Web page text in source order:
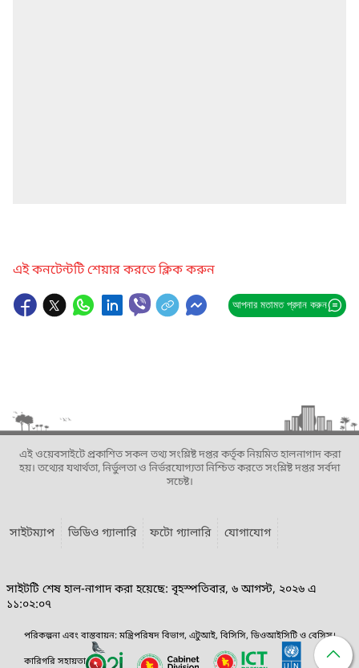
এই কনটেন্টটি শেয়ার করতে ক্লিক করুন
আপনার মতামত প্রদান করুন
এই ওয়েবসাইটে প্রকাশিত সকল তথ্য সংশ্লিষ্ট দপ্তর কর্তৃক নিয়মিত হালনাগাদ করা
হয়। তথ্যের যথার্থতা, নির্ভুলতা ও নির্ভরযোগ্যতা নিশ্চিত করতে সংশ্লিষ্ট দপ্তর সর্বদা
সচেষ্ট।
সাইটম্যাপ ভিডিও গ্যালারি ফটো গ্যালারি যোগাযোগ
সাইটটি শেষ হাল-নাগাদ করা হয়েছে: বৃহস্পতিবার, ৬ আগস্ট, ২০২৬ এ
১১:০২:০৭
পরিকল্পনা এবং বাস্তবায়ন: মন্ত্রিপরিষদ বিভাগ, এটুআই, বিসিসি, ডিওআইসিটি ও বেসিস।
কারিগরি সহায়তা